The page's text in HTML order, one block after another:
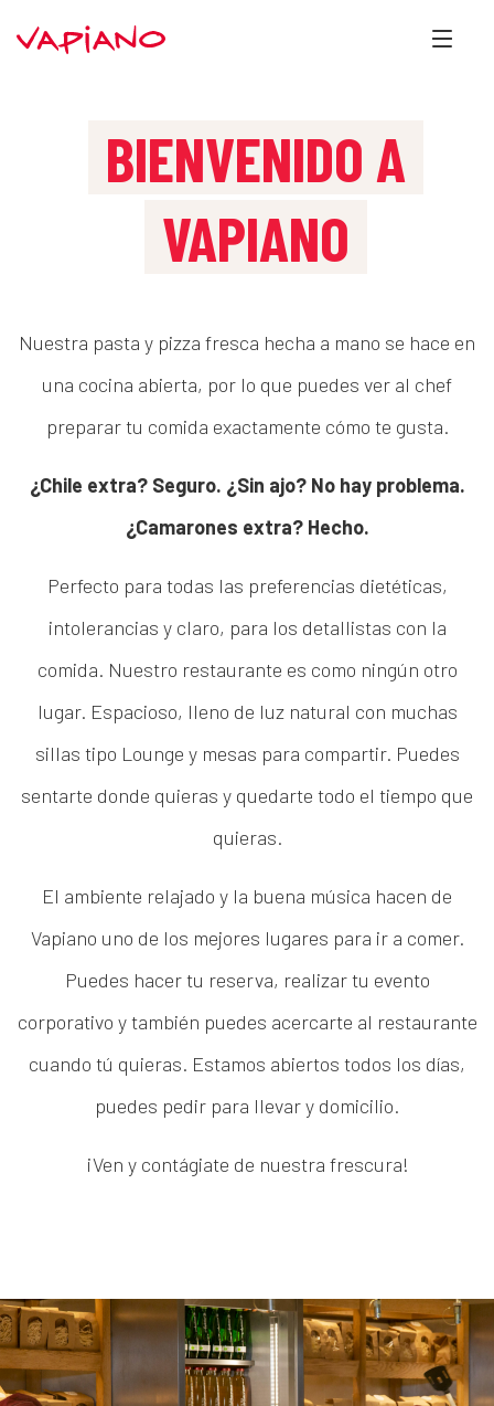
BIENVENIDO A
VAPIANO
Nuestra pasta y pizza fresca hecha a mano se hace en
una cocina abierta, por lo que puedes ver al chef
preparar tu comida exactamente cómo te gusta.
¿Chile extra? Seguro. ¿Sin ajo? No hay problema.
¿Camarones extra? Hecho.
Perfecto para todas las preferencias dietéticas,
intolerancias y claro, para los detallistas con la
comida. Nuestro restaurante es como ningún otro
lugar. Espacioso, lleno de luz natural con muchas
sillas tipo Lounge y mesas para compartir. Puedes
sentarte donde quieras y quedarte todo el tiempo que
quieras.
El ambiente relajado y la buena música hacen de
Vapiano uno de los mejores lugares para ir a comer.
Puedes hacer tu reserva, realizar tu evento
corporativo y también puedes acercarte al restaurante
cuando tú quieras. Estamos abiertos todos los días,
puedes pedir para llevar y domicilio.
¡Ven y contágiate de nuestra frescura!